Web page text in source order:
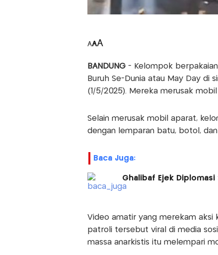
AAA
BANDUNG- Kelompok berpakaian
Buruh Se-Dunia atau May Day di
(1/5/2025). Mereka merusak
Selain merusak mobil aparat,
dengan lemparan batu, botol,
Baca Juga:
Ghalibaf Ejek
Video amatir yang merekam aksi
patroli tersebut viral di media
massa anarkistis itu melempari